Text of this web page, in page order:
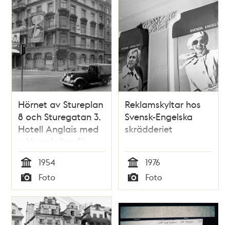
Hörnet av Stureplan
8 och Sturegatan 3.
Hotell Anglais med
reklamskyltar för
Stockholmstidningen.
Huset byggdes 1883
och revs 1955.
Trådbussledningar
korsar gatan
Tid
1954
Typ
Foto
Reklamskyltar hos
Svensk-Engelska
skrädderiet
Tid
1976
Typ
Foto